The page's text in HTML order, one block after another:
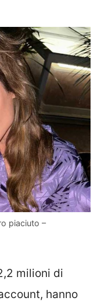
piaciuto –
milioni di
hanno